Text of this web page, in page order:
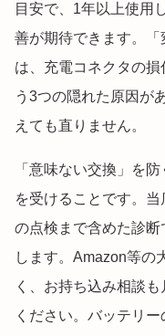
目安で、1年以上使用
善が期待できます。
は、充電コネクタの
う3つの隠れた原因が
えても直りません。
「意味ない交換」を
を受けることです。
の点検まで含めた診
します。Amazon等の
く、お持ち込み相談
ください。バッテリ